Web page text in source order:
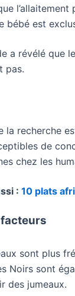
bébé est
a révélé que
pas.
la recherche
de
chez les
: 10 plats
sont plus
Noirs sont
des jumeaux.